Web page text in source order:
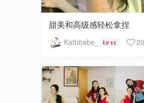
甜美和高级感轻松拿捏
Kathbabe_ 11 20